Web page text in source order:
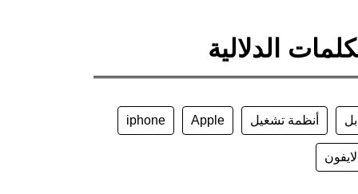
الدلالية
ابل أنظمة تشغيل Apple
iphone
الايفون